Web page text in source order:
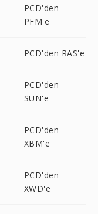
PCD'den
PFM'e
PCD'den RAS'e
PCD'den
SUN'e
PCD'den
XBM'e
PCD'den
XWD'e